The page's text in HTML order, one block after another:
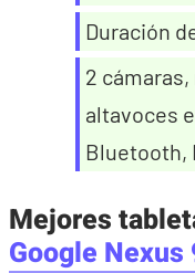
Duración
2
altavoces
Bluetooth,
Mejores
Google Nexus